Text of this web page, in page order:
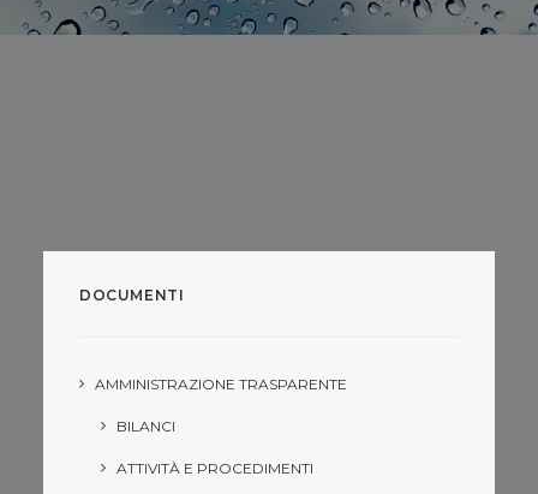
DOCUMENTI
AMMINISTRAZIONE TRASPARENTE
BILANCI
ATTIVITÀ E PROCEDIMENTI